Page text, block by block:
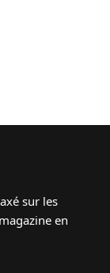
sur les
en